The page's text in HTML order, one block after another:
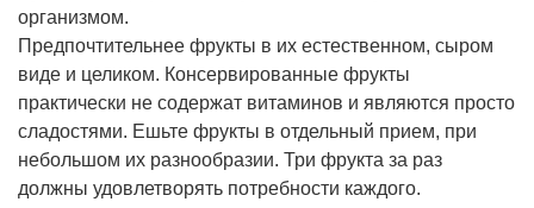
организмом.
Предпочтительнее фрукты в их естественном, сыром
виде и целиком. Консервированные фрукты
практически не содержат витаминов и являются просто
сладостями. Ешьте фрукты в отдельный прием, при
небольшом их разнообразии. Три фрукта за раз
должны удовлетворять потребности каждого.